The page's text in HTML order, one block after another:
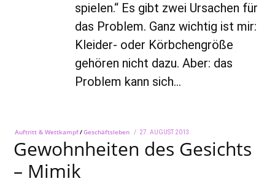
spielen.“ Es gibt zwei Ursachen für
das Problem. Ganz wichtig ist mir:
Kleider- oder Körbchengröße
gehören nicht dazu. Aber: das
Problem kann sich…
Auftritt & Wettkampf/Geschäftsleben
POSTED
27. AUGUST 2013
SEPTEMBER
2018
Gewohnheiten des Gesichts
– Mimik